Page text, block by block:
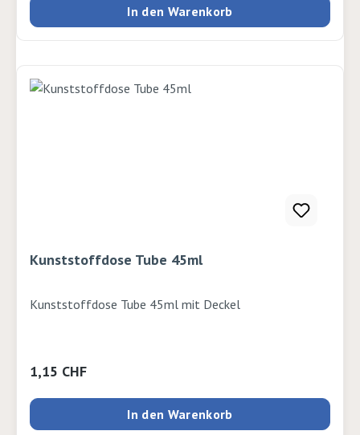
In den Warenkorb
Kunststoffdose Tube 45ml
Kunststoffdose Tube 45ml mit Deckel
Regulärer Preis:
1,15 CHF
In den Warenkorb